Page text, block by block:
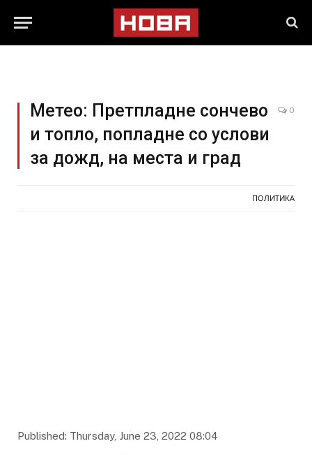
Метео: Претпладне сончево
и топло, попладне со услови
за дожд, на места и град
0
ПОЛИТИКА
Published: Thursday, June 23, 2022 08:04